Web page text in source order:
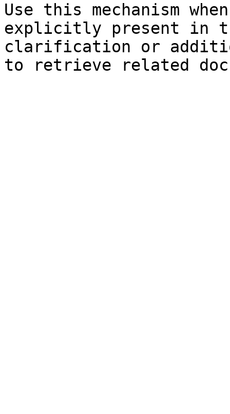
Use this mechanism
explicitly present in
clarification or